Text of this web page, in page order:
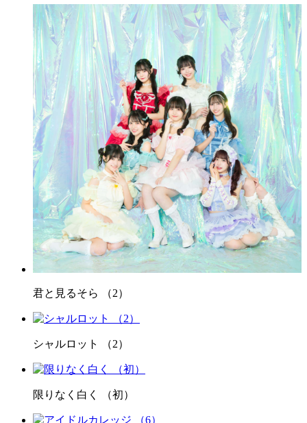
君と見るそら （2）
シャルロット （2）
限りなく白く （初）